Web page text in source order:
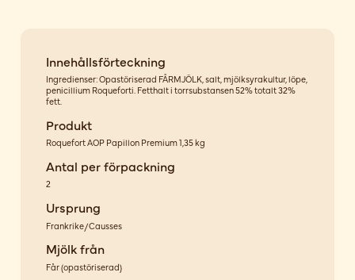
Innehållsförteckning
Ingredienser: Opastöriserad FÅRMJÖLK, salt, mjölksyrakultur, löpe,
penicillium Roqueforti. Fetthalt i torrsubstansen 52% totalt 32%
fett.
Produkt
Roquefort AOP Papillon Premium 1,35 kg
Antal per förpackning
2
Ursprung
Frankrike/Causses
Mjölk från
Får(opastöriserad)